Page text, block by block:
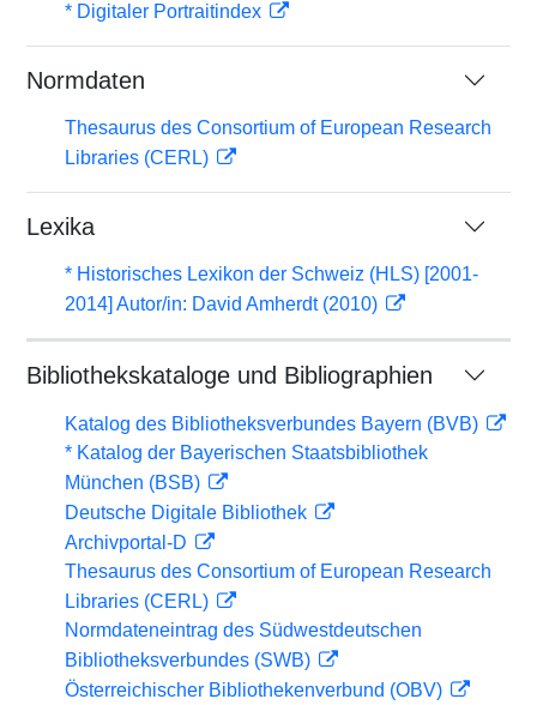
* Digitaler Portraitindex
Normdaten
Thesaurus des Consortium of European Research
Libraries (CERL)
Lexika
* Historisches Lexikon der Schweiz (HLS) [2001-
2014] Autor/in: David Amherdt (2010)
Bibliothekskataloge und Bibliographien
Katalog des Bibliotheksverbundes Bayern (BVB)
* Katalog der Bayerischen Staatsbibliothek
München (BSB)
Deutsche Digitale Bibliothek
Archivportal-D
Thesaurus des Consortium of European Research
Libraries (CERL)
Normdateneintrag des Südwestdeutschen
Bibliotheksverbundes (SWB)
Österreichischer Bibliothekenverbund (OBV)